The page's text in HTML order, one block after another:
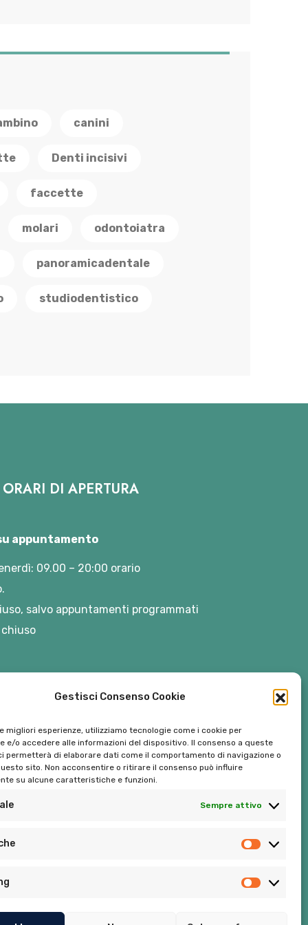
Gestisci Consenso Cookie
migliori esperienze, utilizziamo tecnologie come i cookie per
e/o accedere alle informazioni del dispositivo. Il consenso a queste
permetterà di elaborare dati come il comportamento di navigazione o
sito. Non acconsentire o ritirare il consenso può influire
su alcune caratteristiche e funzioni.
Sempre attivo
canini
Denti incisivi
faccette
molari odontoiatra
panoramicadentale
studiodentistico
ORARI DI APERTURA
appuntamento
09.00 – 20:00 orario
salvo appuntamenti programmati